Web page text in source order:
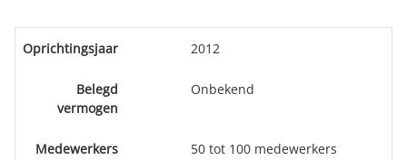
Oprichtingsjaar 2012
Belegd
vermogen
Onbekend
Medewerkers 50 tot 100 medewerkers